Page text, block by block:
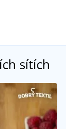
sítích